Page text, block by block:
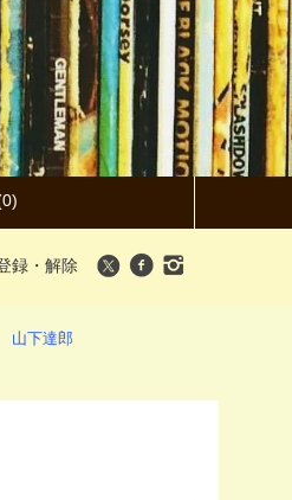
録・解除
山下達郎